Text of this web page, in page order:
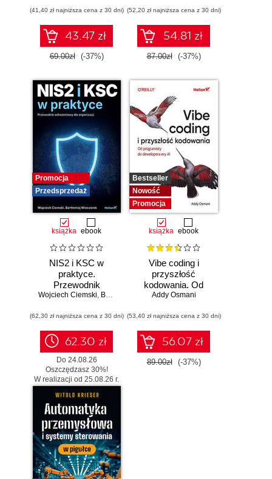
oprogramowania
(41,40 zł najniższa cena z 30 dni)
43.47 zł
69.00zł (-37%)
potencjał inżynierii
promptów z
technologiami
OpenAI dla
zwiększenia
kreatywności.
Wydanie II
(52,20 zł najniższa cena z 30 dni)
54.81 zł
87.00zł (-37%)
Promocja
Przedsprzedaż
książka ebook
NIS2 i KSC w
praktyce.
Przewodnik
wdrożeniowy dla
Wojciech Ciemski, Bartłomiej Wieczorek
(62,30 zł najniższa cena z 30 dni)
62.30 zł
Do 24.08.26
Oszczędzasz 30%!
W realizacji od 25.08.26 r.
Bestseller
Nowość
Promocja
książka ebook
Vibe coding i
przyszłość
kodowania. Od
programisty do
Addy Osmani
(53,40 zł najniższa cena z 30 dni)
56.07 zł
89.00zł (-37%)